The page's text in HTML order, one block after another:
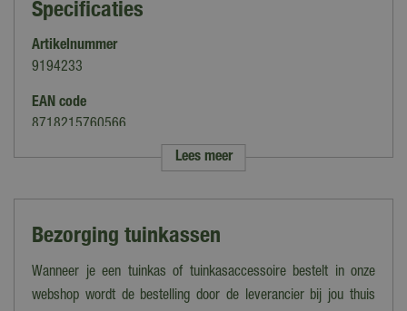
Specificaties
Artikelnummer
9194233
EAN code
8718215760566
Merk
Tuinkas
Kleur
Zwart
Lees meer
Bezorging tuinkassen
Wanneer je een tuinkas of tuinkasaccessoire bestelt in onze
webshop wordt de bestelling door de leverancier bij jou thuis